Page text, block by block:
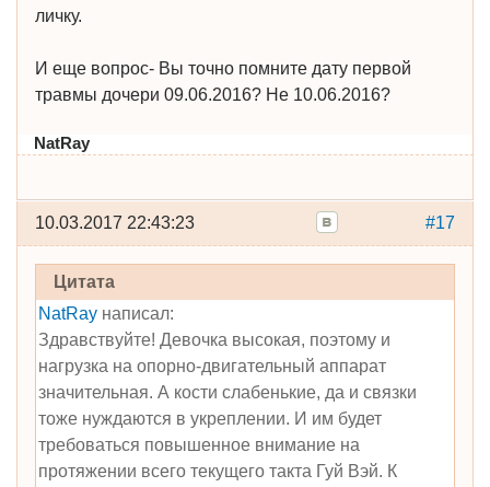
личку.
И еще вопрос- Вы точно помните дату первой
травмы дочери 09.06.2016? Не 10.06.2016?
NatRay
#17
10.03.2017 22:43:23
Цитата
NatRayнаписал:
Здравствуйте! Девочка высокая, поэтому и
нагрузка на опорно-двигательный аппарат
значительная. А кости слабенькие, да и связки
тоже нуждаются в укреплении. И им будет
требоваться повышенное внимание на
протяжении всего текущего такта Гуй Вэй. К